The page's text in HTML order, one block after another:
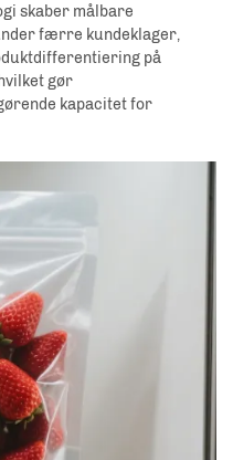
skaber målbare
færre kundeklager,
på
gør
kapacitet for